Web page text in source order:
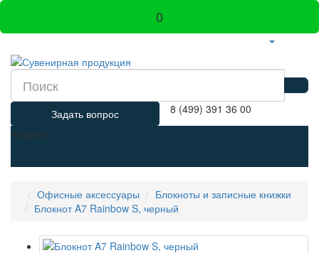
0
Задать вопрос
8 (499) 391 36 00
Каталог
Офисные аксессуары
Блокноты и записные книжки
Блокнот A7 Rainbow S, черный